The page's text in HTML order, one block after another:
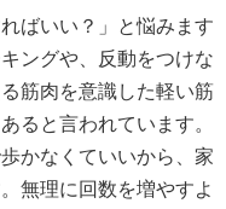
ばいい？」と悩みます
ングや、反動をつけな
筋肉を意識した軽い筋
ると言われています。
かなくていいから、家
無理に回数を増やすよ